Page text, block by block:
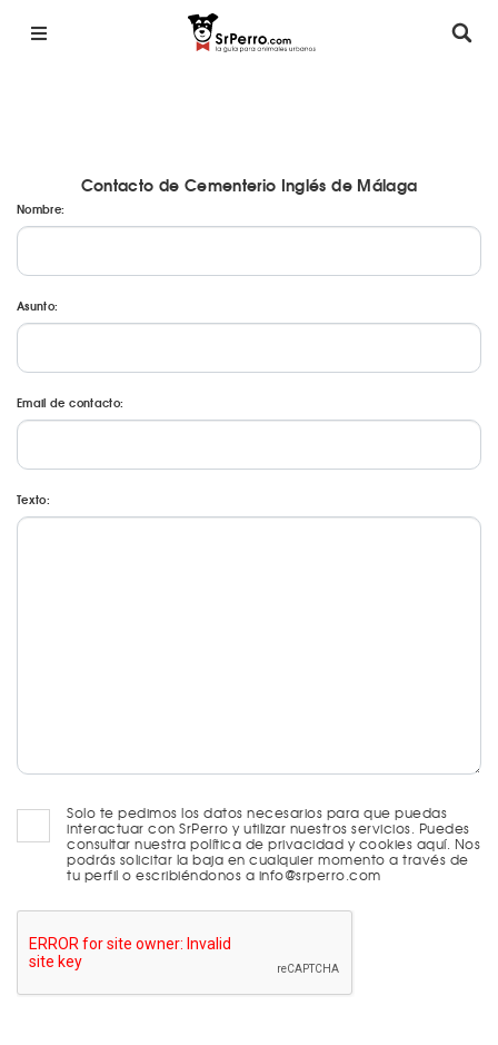
Contacto de Cementerio Inglés de Málaga
Nombre:
Asunto:
Email de contacto:
Texto:
Solo te pedimos los datos necesarios para que puedas
interactuar con SrPerro y utilizar nuestros servicios. Puedes
consultar nuestra política de privacidad y cookies aquí. Nos
podrás solicitar la baja en cualquier momento a través de
tu perfil o escribiéndonos a info@srperro.com